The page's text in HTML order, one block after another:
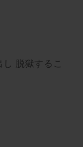
脱獄するこ